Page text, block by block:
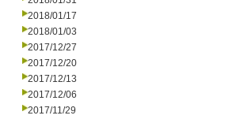
2018/01/17
2018/01/03
2017/12/27
2017/12/20
2017/12/13
2017/12/06
2017/11/29